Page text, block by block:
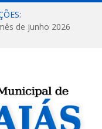
de junho 2026